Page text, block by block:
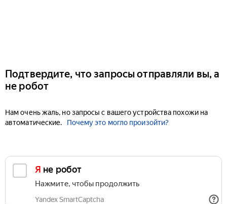
Подтвердите, что запросы отправляли вы, а
не робот
Нам очень жаль, но запросы с вашего устройства похожи на
автоматические.
Почему это могло произойти?
Я не робот
Нажмите, чтобы продолжить
Yandex SmartCaptcha